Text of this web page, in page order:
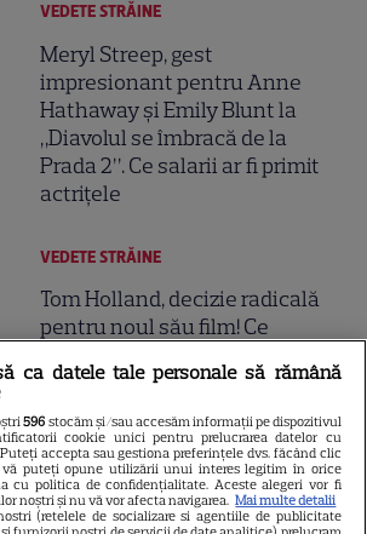
VEDETE STRĂINE
Meryl Streep, gest
impresionant pentru Anne
Hathaway și Emily Blunt la
„Diavolul se îmbracă de la
Prada 2”. Ce salarii ar fi primit
actrițele
VEDETE STRĂINE
Tom Holland, decizie radicală
pentru noul său film! Ce
după momentele virale în care
a făcut senzație prin dans
SKYSHOWTIME
Scarlett Johansson și Kristin
ca datele tale personale să rămână
596 stocăm și/sau accesăm informații pe dispozitivul
cookie unici pentru prelucrarea datelor cu
accepta sau gestiona preferințele dvs. făcând clic
vă puteți opune utilizării unui interes legitim în orice
cu politica de confidențialitate. Aceste alegeri vor fi
noștri și nu vă vor afecta navigarea. Mai multe detalii
(retelele de socializare si agentiile de publicitate